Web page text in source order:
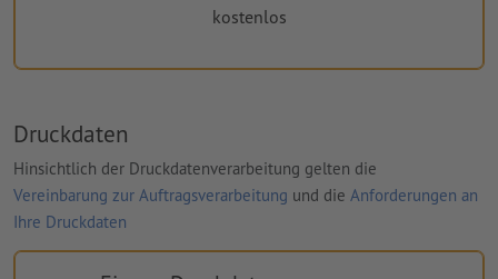
kostenlos
Druckdaten
Hinsichtlich der Druckdatenverarbeitung gelten die
Vereinbarung zur Auftragsverarbeitung und die Anforderungen an
Ihre Druckdaten